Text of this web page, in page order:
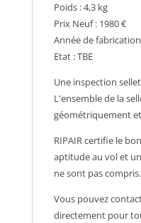
Poids : 4,3 kg
Prix Neuf : 1980 €
Année de
Etat : TBE
Une inspection
L'ensemble de la
géométriquement
RIPAIR certifie le
aptitude au vol et
ne sont pas compris.
Vous pouvez
directement pour